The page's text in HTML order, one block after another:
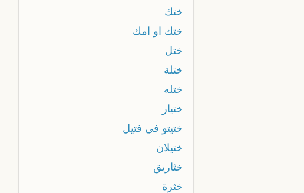
ختك
ختك او امك
ختل
ختلة
ختله
ختيار
ختيتو في فتيل
ختيلان
خثاريق
خثرة